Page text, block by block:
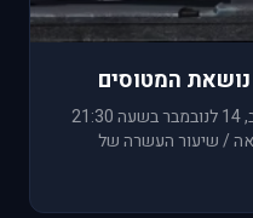
המטוסים
שבוע טוב לקהילה, ביום רביעי הקרוב, 14 לנובמבר בשעה 21:30
/ שיעור העשרה של